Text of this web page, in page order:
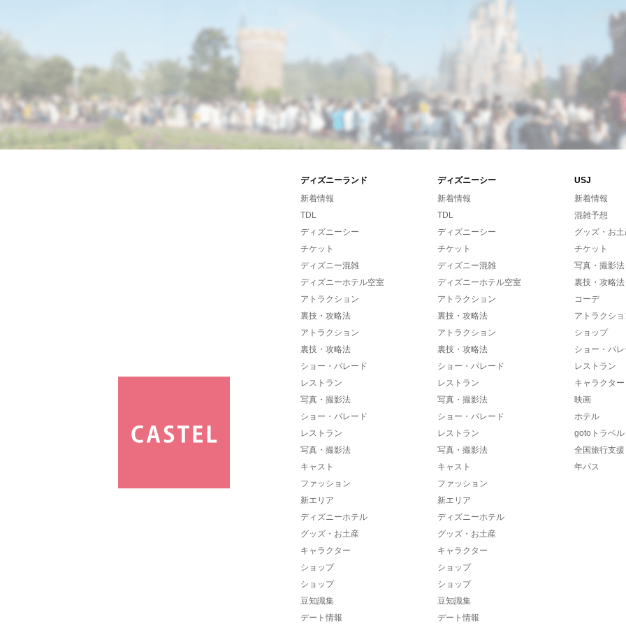
ディズニーランド ディズニーシー
USJ
新着情報
TDL
ディズニーシー
チケット
ディズニー混雑
ディズニーホテル空室
アトラクション
裏技・攻略法
アトラクション
裏技・攻略法
ショー・パレード
レストラン
写真・撮影法
ショー・パレード
レストラン
写真・撮影法
キャスト
ファッション
新エリア
ディズニーホテル
グッズ・お土産
キャラクター
ショップ
ショップ
豆知識集
デート情報
新着情報
TDL
ディズニーシー
チケット
ディズニー混雑
ディズニーホテル空室
アトラクション
裏技・攻略法
アトラクション
裏技・攻略法
ショー・パレード
レストラン
写真・撮影法
ショー・パレード
レストラン
写真・撮影法
キャスト
ファッション
新エリア
ディズニーホテル
グッズ・お土産
キャラクター
ショップ
ショップ
豆知識集
デート情報
新着情報
混雑予想
グッズ・お
チケット
写真・撮影法
裏技・攻略法
コーデ
アトラクシ
ショップ
ショー・パ
レストラン
キャラクター
映画
ホテル
gotoトラベル
全国旅行支援
年パス